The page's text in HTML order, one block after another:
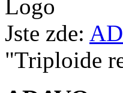
Jste zde:
"Triploide